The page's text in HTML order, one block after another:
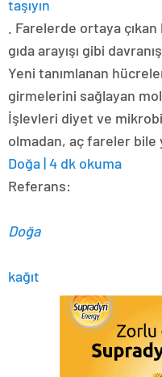
taşıyın
. Farelerde ortaya
gıda arayışı gibi
Yeni tanımlanan
girmelerini sağlayan
İşlevleri diyet ve
olmadan, aç fareler bile
Doğa | 4 dk okuma
Referans:
Doğa
kağıt